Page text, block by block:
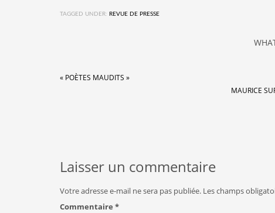
TAGGED UNDER: REVUE DE PRESSE
« POÈTES MAUDITS »
MAURICE
Laisser un commentaire
Votre adresse e-mail ne sera pas publiée. Les champs
Commentaire *